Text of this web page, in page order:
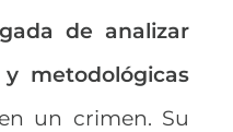
de analizar
metodológicas
un crimen. Su